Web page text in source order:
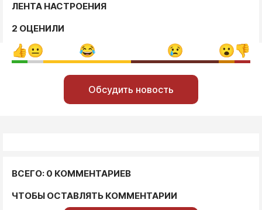
ЛЕНТА НАСТРОЕНИЯ
2 ОЦЕНИЛИ
Обсудить новость
ВСЕГО: 0 КОММЕНТАРИЕВ
ЧТОБЫ ОСТАВЛЯТЬ КОММЕНТАРИИ